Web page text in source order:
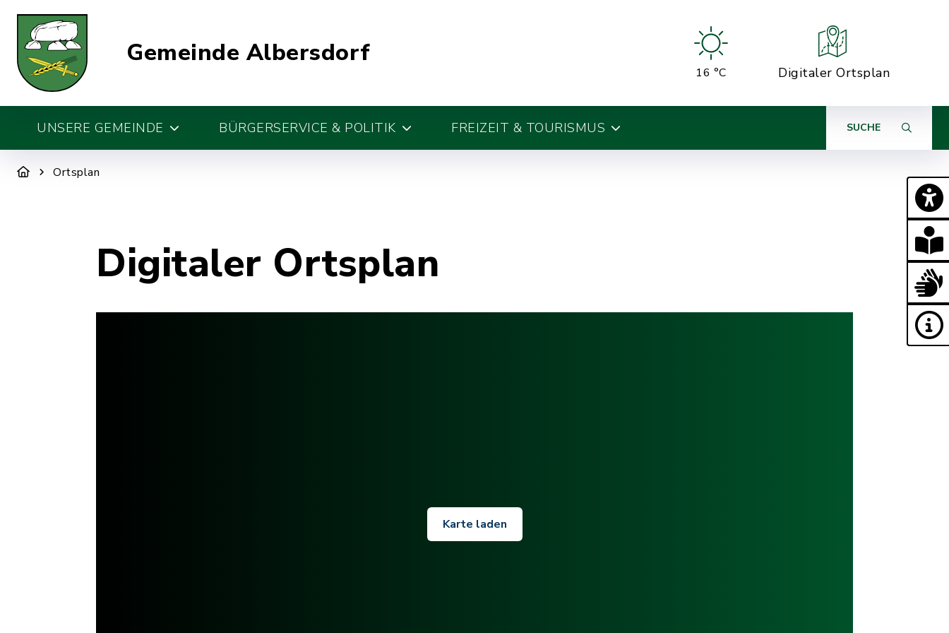
Gemeinde Albersdorf
16 °C Digitaler Ortsplan
UNSERE GEMEINDE BÜRGERSERVICE & POLITIK FREIZEIT & TOURISMUS SUCHE
Ortsplan
Digitaler Ortsplan
Karte laden